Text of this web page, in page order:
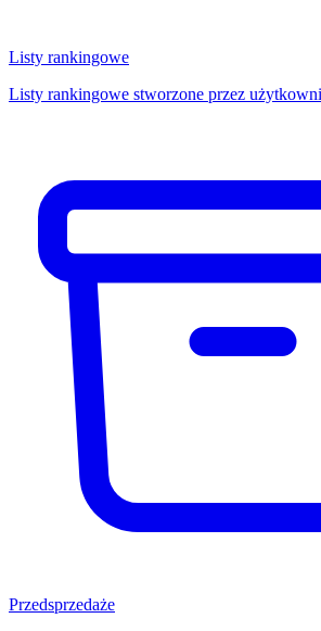
Listy rankingowe
Listy rankingowe stworzone przez
Przedsprzedaże